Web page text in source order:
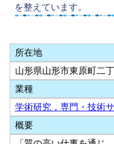
を整えています。
所在地
山形県山形市東原町二
業種
学術研究，専門・技術
概要